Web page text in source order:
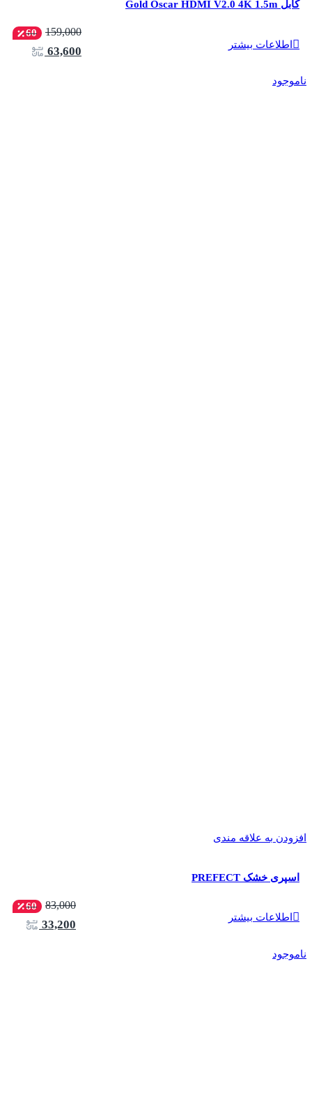
کابل Gold Oscar HDMI V2.0 4K 1.5m
اطلاعات بیشتر
159,000
60
63,600
ناموجود
افزودن به علاقه مندی
اسپری خشک PREFECT
اطلاعات بیشتر
83,000
60
33,200
ناموجود